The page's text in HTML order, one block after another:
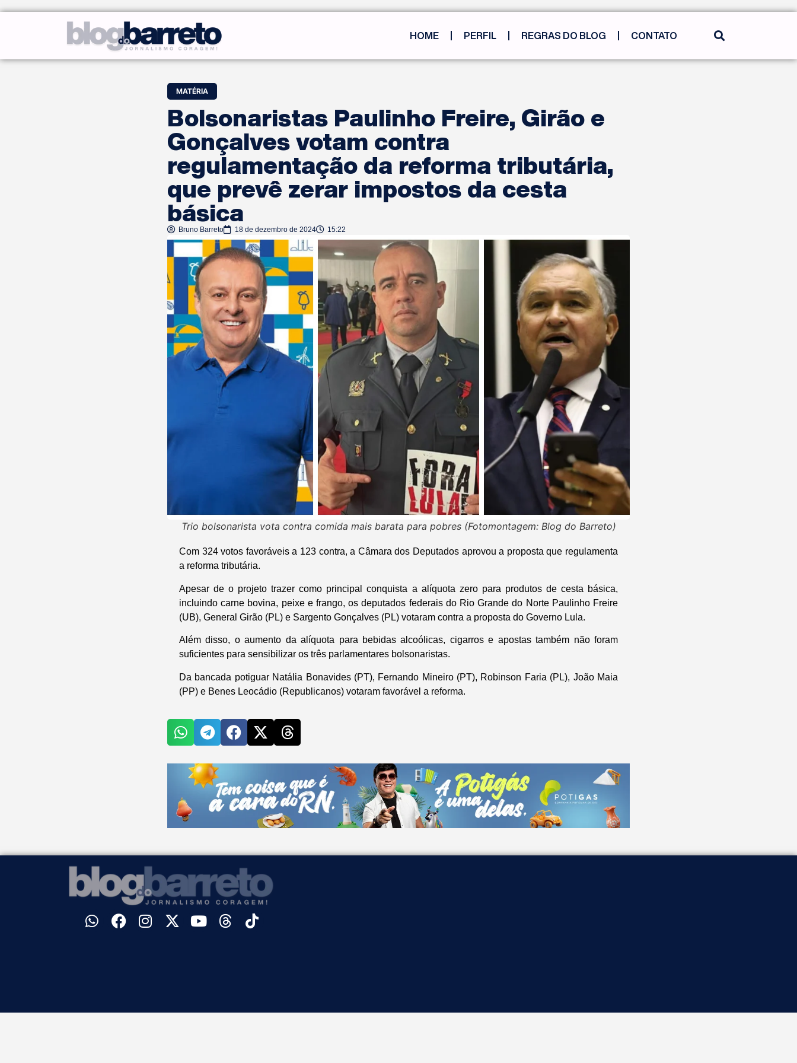
HOME PERFIL REGRAS DO BLOG CONTATO
MATÉRIA
Bolsonaristas Paulinho Freire, Girão e
Gonçalves votam contra
regulamentação da reforma tributária,
que prevê zerar impostos da cesta
básica
Bruno Barreto 18 de dezembro de 2024 15:22
Trio bolsonarista vota contra comida mais barata para pobres (Fotomontagem: Blog do Barreto)
Com 324 votos favoráveis a 123 contra, a Câmara dos Deputados aprovou a proposta que regulamenta
a reforma tributária.
Apesar de o projeto trazer como principal conquista a alíquota zero para produtos de cesta básica,
incluindo carne bovina, peixe e frango, os deputados federais do Rio Grande do Norte Paulinho Freire
(UB), General Girão (PL) e Sargento Gonçalves (PL) votaram contra a proposta do Governo Lula.
Além disso, o aumento da alíquota para bebidas alcoólicas, cigarros e apostas também não foram
suficientes para sensibilizar os três parlamentares bolsonaristas.
Da bancada potiguar Natália Bonavides (PT), Fernando Mineiro (PT), Robinson Faria (PL), João Maia
(PP) e Benes Leocádio (Republicanos) votaram favorável a reforma.